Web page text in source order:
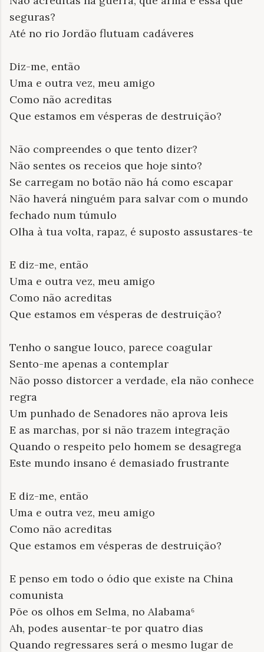
seguras?
Até no rio Jordão flutuam cadáveres
Diz-me, então
Uma e outra vez, meu amigo
Como não acreditas
Que estamos em vésperas de destruição?
Não compreendes o que tento dizer?
Não sentes os receios que hoje sinto?
Se carregam no botão não há como escapar
Não haverá ninguém para salvar com o mundo
fechado num túmulo
Olha à tua volta, rapaz, é suposto assustares-te
E diz-me, então
Uma e outra vez, meu amigo
Como não acreditas
Que estamos em vésperas de destruição?
Tenho o sangue louco, parece coagular
Sento-me apenas a contemplar
Não posso distorcer a verdade, ela não conhece
regra
Um punhado de Senadores não aprova leis
E as marchas, por si não trazem integração
Quando o respeito pelo homem se desagrega
Este mundo insano é demasiado frustrante
E diz-me, então
Uma e outra vez, meu amigo
Como não acreditas
Que estamos em vésperas de destruição?
E penso em todo o ódio que existe na China
comunista
Põe os olhos em Selma, no Alabama⁶
Ah, podes ausentar-te por quatro dias
Quando regressares será o mesmo lugar de